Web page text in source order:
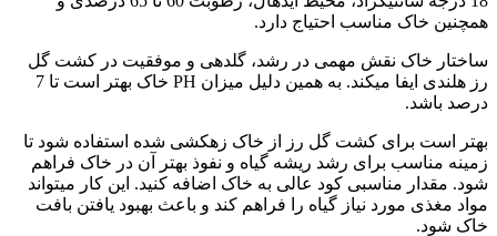
همچنین خاک مناسب احتیاج دارد.
ساختار خاک نقش مهمی در رشد، گل­دهی و موفقیت در کشت گل
رز هلندی ایفا می­کند. به همین دلیل میزان PH خاک بهتر است تا 7
درصد باشد.
بهتر است برای کشت گل رز از خاک زهکشی شده استفاده شود تا
زمینه مناسب برای رشد ریشه گیاه و نفوذ بهتر آن در خاک فراهم
شود. مقدار مناسبی کود عالی به خاک اضافه کنید. این کار می­تواند
مواد مغذی مورد نیاز گیاه را فراهم کند و باعث بهبود یافتن بافت
خاک شود.